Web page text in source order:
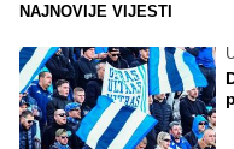
NAJNOVIJE VIJESTI